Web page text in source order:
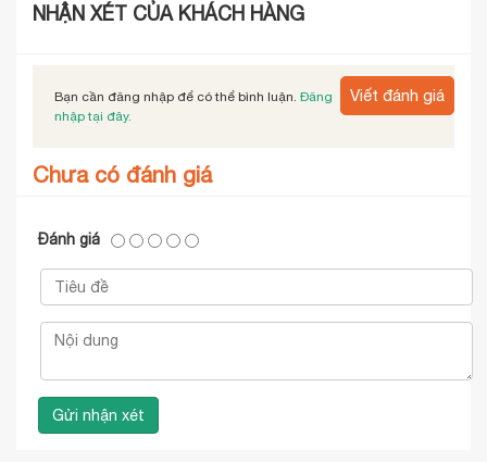
NHẬN XÉT CỦA KHÁCH HÀNG
Viết đánh giá
Bạn cần đăng nhập để có thể bình luận. Đăng
nhập tại đây.
Chưa có đánh giá
Đánh giá